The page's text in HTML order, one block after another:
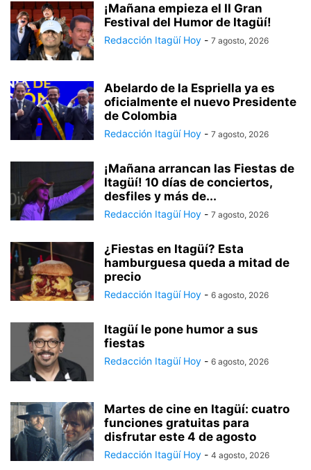
¡Mañana empieza el II Gran
Festival del Humor de Itagüí!
Redacción Itagüí Hoy - 7 agosto, 2026
Abelardo de la Espriella ya es
oficialmente el nuevo Presidente
de Colombia
Redacción Itagüí Hoy - 7 agosto, 2026
¡Mañana arrancan las Fiestas de
Itagüí! 10 días de conciertos,
desfiles y más de...
Redacción Itagüí Hoy - 7 agosto, 2026
¿Fiestas en Itagüí? Esta
hamburguesa queda a mitad de
precio
Redacción Itagüí Hoy - 6 agosto, 2026
Itagüí le pone humor a sus
fiestas
Redacción Itagüí Hoy - 6 agosto, 2026
Martes de cine en Itagüí: cuatro
funciones gratuitas para
disfrutar este 4 de agosto
Redacción Itagüí Hoy - 4 agosto, 2026